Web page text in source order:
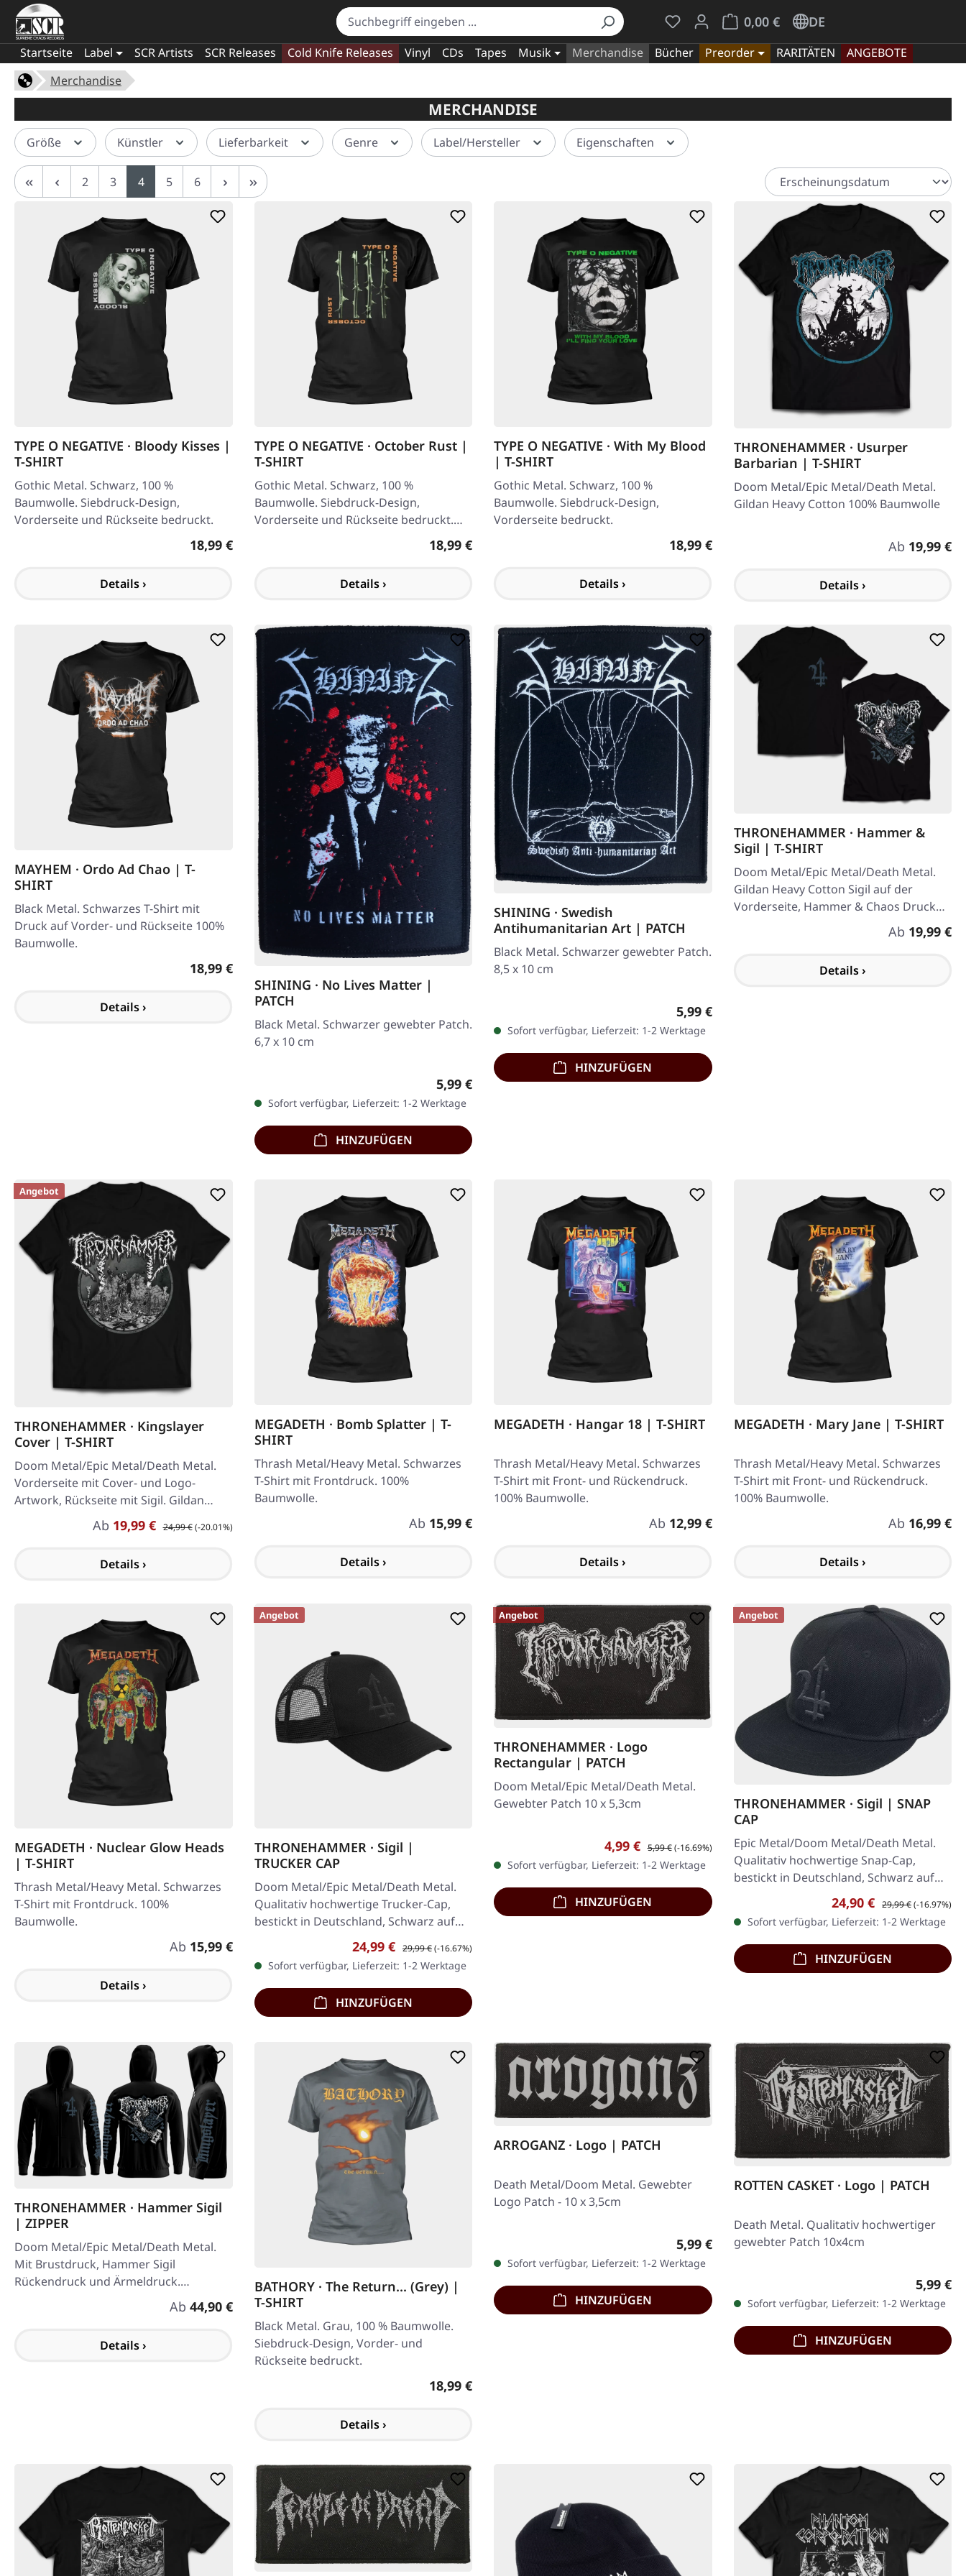
Du hast 0 Produkte auf dem Merkzettel
0,00 €
Warenkorb enthält 0 Positionen. Der
DE
Startseite Label SCR Artists SCR Releases Cold Knife Releases Vinyl CDs Tapes Musik Merchandise Bücher Preorder RARITÄTEN
ANGEBOTE
Merchandise
MERCHANDISE
Größe Künstler Lieferbarkeit Genre Label/Hersteller Eigenschaften
Seite
2 Seite
3 Seite
4 Seite
5 Seite
6
TYPE O NEGATIVE · Bloody Kisses |
T-SHIRT
Gothic Metal. Schwarz, 100 %
Baumwolle. Siebdruck-Design,
Vorderseite und Rückseite bedruckt.
Regulärer Preis:
18,99 €
Details ›
TYPE O NEGATIVE · October Rust |
T-SHIRT
Gothic Metal. Schwarz, 100 %
Baumwolle. Siebdruck-Design,
Vorderseite und Rückseite bedruckt.
Erhältlich in den Größen M bis 2XL.Regulärer Preis:
18,99 €
Details ›
TYPE O NEGATIVE · With My Blood
| T-SHIRT
Gothic Metal. Schwarz, 100 %
Baumwolle. Siebdruck-Design,
Vorderseite bedruckt.
Regulärer Preis:
18,99 €
Details ›
THRONEHAMMER · Usurper
Barbarian | T-SHIRT
Doom Metal/Epic Metal/Death Metal.
Gildan Heavy Cotton 100% Baumwolle
Regulärer
Ab 19,99 €
Details ›
MAYHEM · Ordo Ad Chao | T-
SHIRT
Black Metal. Schwarzes T-Shirt mit
Druck auf Vorder- und Rückseite 100%
Baumwolle.
Regulärer Preis:
18,99 €
Details ›
SHINING · No Lives Matter |
PATCH
Black Metal. Schwarzer gewebter Patch.
6,7 x 10 cm
Regulärer Preis:
5,99 €
Sofort verfügbar, Lieferzeit: 1-2 Werktage
HINZUFÜGEN
SHINING · Swedish
Antihumanitarian Art | PATCH
Black Metal. Schwarzer gewebter Patch.
8,5 x 10 cm
Regulärer Preis:
5,99 €
Sofort verfügbar, Lieferzeit: 1-2 Werktage
HINZUFÜGEN
THRONEHAMMER · Hammer &
Sigil | T-SHIRT
Doom Metal/Epic Metal/Death Metal.
Gildan Heavy Cotton Sigil auf der
Vorderseite, Hammer & Chaos Druck
auf der Rückseite. 100% Baumwolle
Regulärer
Ab 19,99 €
Details ›
Angebot
THRONEHAMMER · Kingslayer
Cover | T-SHIRT
Doom Metal/Epic Metal/Death Metal.
Vorderseite mit Cover- und Logo-
Artwork, Rückseite mit Sigil. Gildan
Heavy Cotton 100% Baumwolle
Verkaufspreis:
Ab 19,99 € Regulärer Preis:
24,99 € (-20.01%)
Details ›
MEGADETH · Bomb Splatter | T-
SHIRT
Thrash Metal/Heavy Metal. Schwarzes
T-Shirt mit Frontdruck. 100%
Baumwolle.
Regulärer Preis:
Ab 15,99 €
Details ›
MEGADETH · Hangar 18 | T-SHIRT
Thrash Metal/Heavy Metal. Schwarzes
T-Shirt mit Front- und Rückendruck.
100% Baumwolle.
Regulärer Preis:
Ab 12,99 €
Details ›
MEGADETH · Mary Jane | T-SHIRT
Thrash Metal/Heavy Metal. Schwarzes
T-Shirt mit Front- und Rückendruck.
100% Baumwolle.
Regulärer
Ab 16,99 €
Details ›
MEGADETH · Nuclear Glow Heads
| T-SHIRT
Thrash Metal/Heavy Metal. Schwarzes
T-Shirt mit Frontdruck. 100%
Baumwolle.
Regulärer Preis:
Ab 15,99 €
Details ›
Angebot
THRONEHAMMER · Sigil |
TRUCKER CAP
Doom Metal/Epic Metal/Death Metal.
Qualitativ hochwertige Trucker-Cap,
bestickt in Deutschland, Schwarz auf
Schwarz, wertiger 3D-Stick. Vorn: Sigil…
Verkaufspreis:
24,99 € Regulärer Preis:
29,99 €(-16.67%)
Sofort verfügbar, Lieferzeit: 1-2 Werktage
HINZUFÜGEN
Angebot
THRONEHAMMER · Logo
Rectangular | PATCH
Doom Metal/Epic Metal/Death Metal.
Gewebter Patch 10 x 5,3cm
Verkaufspreis:
4,99 € Regulärer Preis:
5,99 € (-16.69%)
Sofort verfügbar, Lieferzeit: 1-2 Werktage
HINZUFÜGEN
Angebot
THRONEHAMMER · Sigil | SNAP
CAP
Epic Metal/Doom Metal/Death Metal.
Qualitativ hochwertige Snap-Cap,
bestickt in Deutschland, Schwarz auf
Schwarz. Vorn: Sigil Seite: Kingslayer
Verkaufspreis:
24,90 € Regulärer Preis:
29,99 €(-16.97%)
Sofort verfügbar, Lieferzeit: 1-2 Werktage
HINZUFÜGEN
THRONEHAMMER · Hammer Sigil
| ZIPPER
Doom Metal/Epic Metal/Death Metal.
Mit Brustdruck, Hammer Sigil
Rückendruck und Ärmeldruck.
Qualitativ hochwertiger B&C KingRegulärer Preis:
Ab 44,90 €
Details ›
BATHORY · The Return... (Grey) |
T-SHIRT
Black Metal. Grau, 100 % Baumwolle.
Siebdruck-Design, Vorder- und
Rückseite bedruckt.
Regulärer Preis:
18,99 €
Details ›
ARROGANZ · Logo | PATCH
Death Metal/Doom Metal. Gewebter
Logo Patch - 10 x 3,5cm
Regulärer Preis:
5,99 €
Sofort verfügbar, Lieferzeit: 1-2 Werktage
HINZUFÜGEN
ROTTEN CASKET · Logo | PATCH
Death Metal. Qualitativ hochwertiger
gewebter Patch 10x4cm
5,99 €
Sofort verfügbar, Lieferzeit: 1-2 Werktage
HINZUFÜGEN